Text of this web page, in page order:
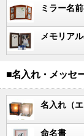
ミラー名
メモリア
■名入れ・メッセ
名入れ（エ
命名書